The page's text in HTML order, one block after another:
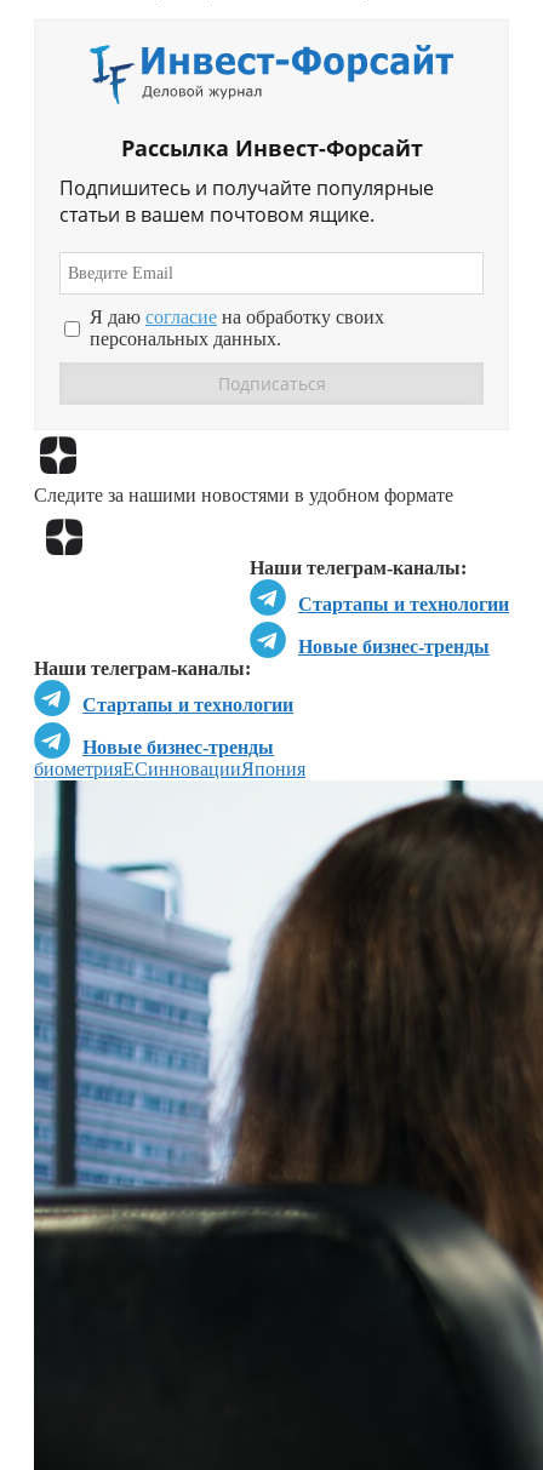
Рассылка Инвест-Форсайт
Подпишитесь и получайте популярные
статьи в вашем почтовом ящике.
Я даю согласие на обработку своих
персональных данных.
Следите за нашими новостями в удобном формате
Наши телеграм-каналы:
Стартапы и технологии
Новые бизнес-тренды
Наши телеграм-каналы:
Стартапы и технологии
Новые бизнес-тренды
биометрияЕСинновацииЯпония